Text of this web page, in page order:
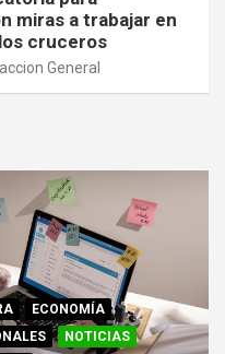
miras a trabajar en
cruceros
General
ECONOMÍA
NOTICIAS